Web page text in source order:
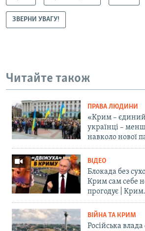
ЗВЕРНИ УВАГУ!
Читайте також
ПРАВА ЛЮДИНИ
«Крим – єдиний
українці –
навколо нової
ВІДЕО
Блокада без
Крим сам себе
прогодує |
ВІЙНА ТА КРИМ
Російська